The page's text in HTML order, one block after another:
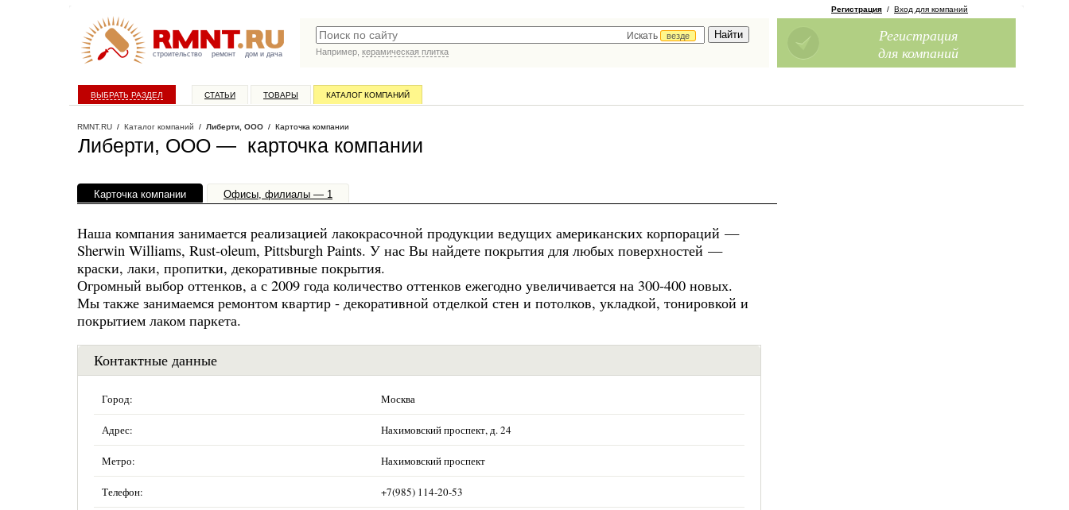
строительство ремонт дом и дача
Искать
везде
Например, керамическая плитка
Регистрация / Вход для компаний
Регистрация
для компаний
ВЫБРАТЬ РАЗДЕЛ СТАТЬИ ТОВАРЫ КАТАЛОГ КОМПАНИЙ
RMNT.RU / Каталог компаний / Либерти, ООО / Карточка компании
Либерти, ООО — карточка компании
Карточка компании Офисы, филиалы — 1
Наша компания занимается реализацией лакокрасочной продукции ведущих американских корпораций —
Sherwin Williams, Rust-oleum, Pittsburgh Paints. У нас Вы найдете покрытия для любых поверхностей —
краски, лаки, пропитки, декоративные покрытия.
Огромный выбор оттенков, а с 2009 года количество оттенков ежегодно увеличивается на 300-400 новых.
Мы также занимаемся ремонтом квартир - декоративной отделкой стен и потолков, укладкой, тонировкой и
покрытием лаком паркета.
Контактные данные
Город: Москва
Адрес: Нахимовский проспект, д. 24
Метро: Нахимовский проспект
Телефон: +7(985) 114-20-53